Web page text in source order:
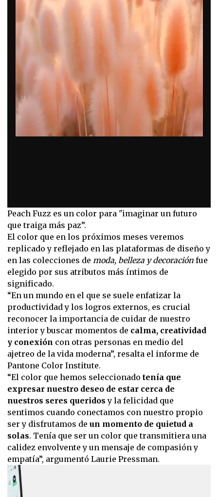
Peach Fuzz es un color para "imaginar un futuro
que traiga más paz”.
El color que en los próximos meses veremos
replicado y reflejado en las plataformas de diseño y
en las colecciones de moda, belleza y decoración fue
elegido por sus atributos más íntimos de
significado.
“En un mundo en el que se suele enfatizar la
productividad y los logros externos, es crucial
reconocer la importancia de cuidar de nuestro
interior y buscar momentos de calma, creatividad
y conexión con otras personas en medio del
ajetreo de la vida moderna”, resalta el informe de
Pantone Color Institute.
“El color que hemos seleccionado tenía que
expresar nuestro deseo de estar cerca de
nuestros seres queridosy la felicidad que
sentimos cuando conectamos con nuestro propio
ser y disfrutamos de un momento de quietud a
solas. Tenía que ser un color que transmitiera una
calidez envolvente y un mensaje de compasión y
empatía”, argumentó Laurie Pressman.